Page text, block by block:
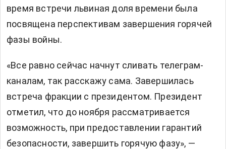
время встречи львиная доля времени была
посвящена перспективам завершения горячей
фазы войны.
«Все равно сейчас начнут сливать телеграм-
каналам, так расскажу сама. Завершилась
встреча фракции с президентом. Президент
отметил, что до ноября рассматривается
возможность, при предоставлении гарантий
безопасности, завершить горячую фазу», —